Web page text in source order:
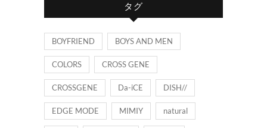
タグ
BOYFRIEND BOYS AND MEN
COLORS CROSS GENE
CROSSGENE Da-iCE DISH//
EDGE MODE MIMIY natural